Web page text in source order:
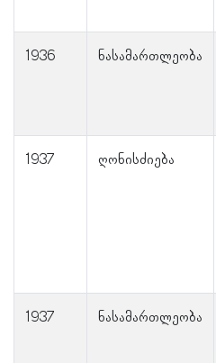
1936 ნასამართლეობა
1937 ღონისძიება
1937 ნასამართლეობა